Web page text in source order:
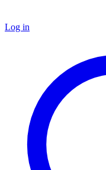
Log in